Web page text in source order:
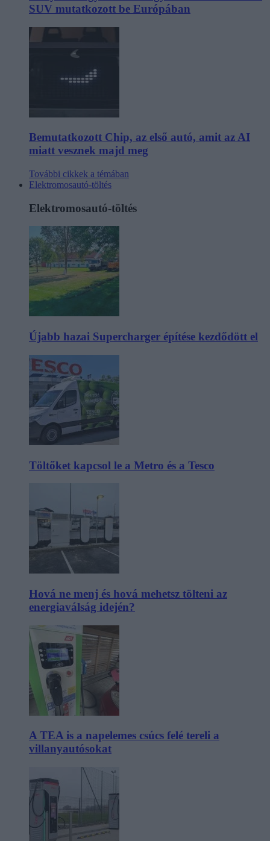
SUV mutatkozott be Európában
Bemutatkozott Chip, az első autó, amit az AI
miatt vesznek majd meg
További cikkek a témában
Elektromosautó-töltés
Elektromosautó-töltés
Újabb hazai Supercharger építése kezdődött el
Töltőket kapcsol le a Metro és a Tesco
Hová ne menj és hová mehetsz tölteni az
energiaválság idején?
A TEA is a napelemes csúcs felé tereli a
villanyautósokat